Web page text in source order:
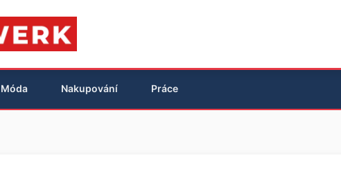
Móda Nakupování Práce